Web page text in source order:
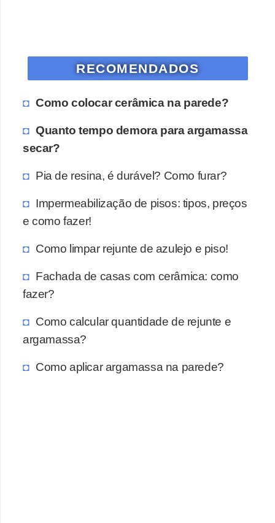
RECOMENDADOS
Como colocar cerâmica na parede?
Quanto tempo demora para argamassa
secar?
Pia de resina, é durável? Como furar?
Impermeabilização de pisos: tipos, preços
e como fazer!
Como limpar rejunte de azulejo e piso!
Fachada de casas com cerâmica: como
fazer?
Como calcular quantidade de rejunte e
argamassa?
Como aplicar argamassa na parede?